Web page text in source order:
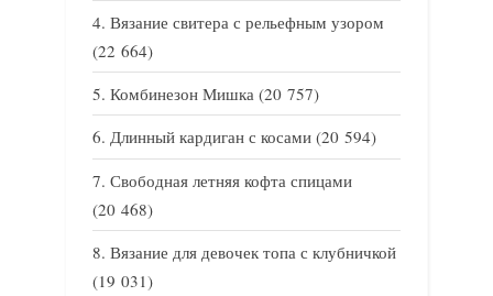
Вязание свитера с рельефным узором
(22 664)
Комбинезон Мишка (20 757)
Длинный кардиган с косами (20 594)
Свободная летняя кофта спицами
(20 468)
Вязание для девочек топа с клубничкой
(19 031)